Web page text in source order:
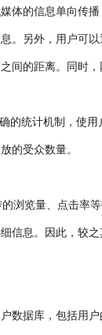
体的信息单向传
。另外，用户可
间的距离。同时
的统计机制，使
的受众数量。
浏览量、点击率
信息。因此，较
数据库，包括用